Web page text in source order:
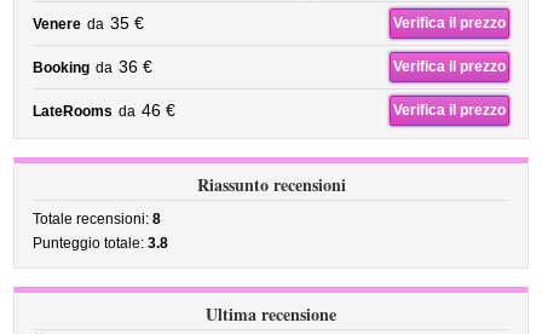
Venere da 35 € Verifica il prezzo
Booking da 36 € Verifica il prezzo
LateRooms da 46 € Verifica il prezzo
Riassunto recensioni
Totale recensioni:8
Punteggio totale:3.8
Ultima recensione